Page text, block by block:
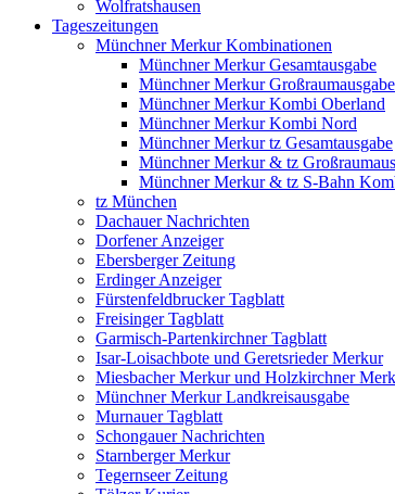
Wolfratshausen
Tageszeitungen
Münchner Merkur Kombinationen
Münchner Merkur Gesamtausgabe
Münchner Merkur Großraumausgabe
Münchner Merkur Kombi Oberland
Münchner Merkur Kombi Nord
Münchner Merkur tz Gesamtausgabe
Münchner Merkur & tz
Münchner Merkur & tz S-Bahn
tz München
Dachauer Nachrichten
Dorfener Anzeiger
Ebersberger Zeitung
Erdinger Anzeiger
Fürstenfeldbrucker Tagblatt
Freisinger Tagblatt
Garmisch-Partenkirchner Tagblatt
Isar-Loisachbote und Geretsrieder Merkur
Miesbacher Merkur und Holzkirchner
Münchner Merkur Landkreisausgabe
Murnauer Tagblatt
Schongauer Nachrichten
Starnberger Merkur
Tegernseer Zeitung